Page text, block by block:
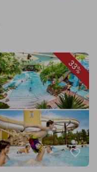
33%
favorite_border